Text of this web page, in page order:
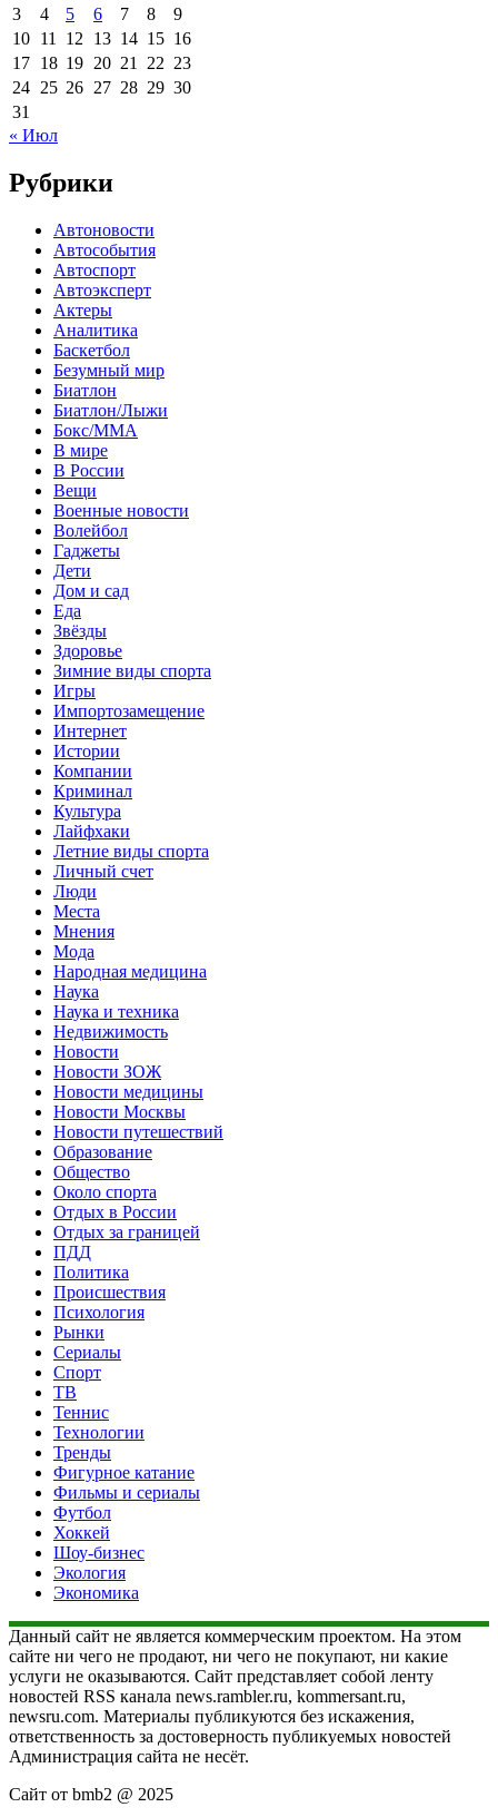
3
4 5 6 7 8
9
10 11 12 13 14 15 16
17 18 19 20 21 22 23
24 25 26 27 28 29 30
31
« Июл
Рубрики
Автоновости
Автособытия
Автоспорт
Автоэксперт
Актеры
Аналитика
Баскетбол
Безумный мир
Биатлон
Биатлон/Лыжи
Бокс/MMA
В мире
В России
Вещи
Военные новости
Волейбол
Гаджеты
Дети
Дом и сад
Еда
Звёзды
Здоровье
Зимние виды спорта
Игры
Импортозамещение
Интернет
Истории
Компании
Криминал
Культура
Лайфхаки
Летние виды спорта
Личный счет
Люди
Места
Мнения
Мода
Народная медицина
Наука
Наука и техника
Недвижимость
Новости
Новости ЗОЖ
Новости медицины
Новости Москвы
Новости путешествий
Образование
Общество
Около спорта
Отдых в России
Отдых за границей
ПДД
Политика
Происшествия
Психология
Рынки
Сериалы
Спорт
ТВ
Теннис
Технологии
Тренды
Фигурное катание
Фильмы и сериалы
Футбол
Хоккей
Шоу-бизнес
Экология
Экономика
Данный сайт не является коммерческим проектом. На этом
сайте ни чего не продают, ни чего не покупают, ни какие
услуги не оказываются. Сайт представляет собой ленту
новостей RSS канала news.rambler.ru, kommersant.ru,
newsru.com. Материалы публикуются без искажения,
ответственность за достоверность публикуемых новостей
Администрация сайта не несёт.
Сайт от bmb2 @ 2025